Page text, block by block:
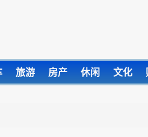
旅游 房产 休闲 文化